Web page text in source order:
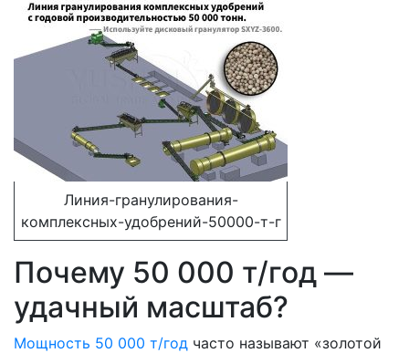
Линия-гранулирования-
комплексных-удобрений-50000-т-г
Почему 50 000 т/год —
удачный масштаб?
Мощность 50 000 т/год часто называют «золотой